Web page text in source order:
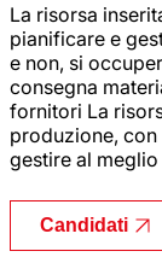
La risorsa
pianificare e
e non, si
consegna
fornitori La
produzione,
gestire al
Candidati